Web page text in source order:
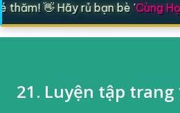
👋 Hãy rủ bạn bè 'Cùng
21. Luyện tập trang